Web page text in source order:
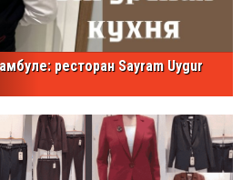
ресторан Sayram Uygur